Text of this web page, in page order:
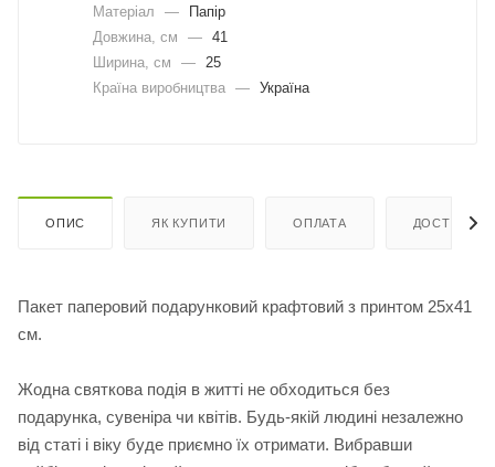
Матеріал
—
Папір
Довжина, cм
— 41
Ширина, cм
—
25
Країна виробництва — Україна
ОПИС ЯК КУПИТИ ОПЛАТА ДОСТАВКА
Пакет паперовий подарунковий крафтовий з принтом 25х41
см.
Жодна святкова подія в житті не обходиться без
подарунка, сувеніра чи квітів. Будь-якій людині незалежно
від статі і віку буде приємно їх отримати. Вибравши